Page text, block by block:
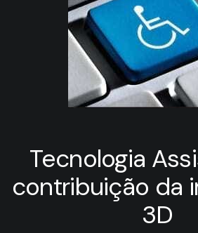
Tecnologia
contribuição da
3D